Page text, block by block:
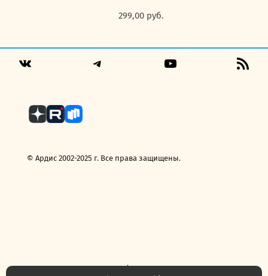
299,00 руб.
© Ардис 2002-2025 г. Все права защищены.
Политика конфиденциальности